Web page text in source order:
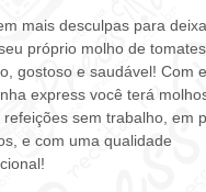
mais desculpas para
próprio molho de tomates
gostoso e saudável! Com
express você terá
refeições sem trabalho, em
e com uma qualidade